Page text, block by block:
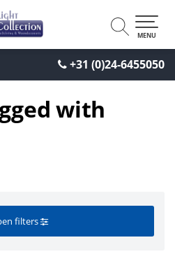
+31 (0)24-6455050
MENU
with
filters